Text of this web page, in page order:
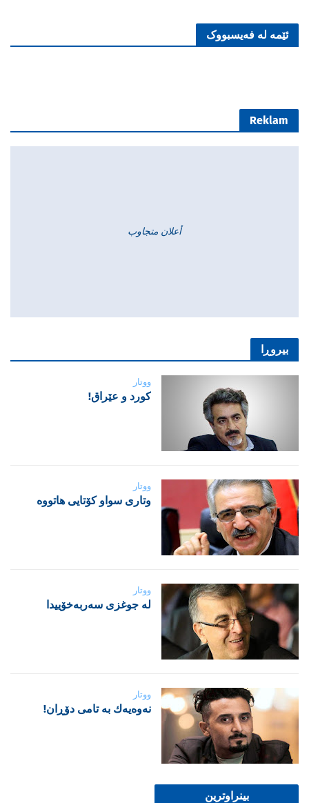
ئێمە لە فەیسبووک
Reklam
أعلان متجاوب
بیروڕا
ووتار
‌كورد و عێراق!
ووتار
‌وتاری سواو کۆتایی هاتووە
ووتار
لە جوغزی سەربەخۆییدا
ووتار
نه‌وه‌یه‌ك به‌ تامی دۆڕان!
بینراوترین